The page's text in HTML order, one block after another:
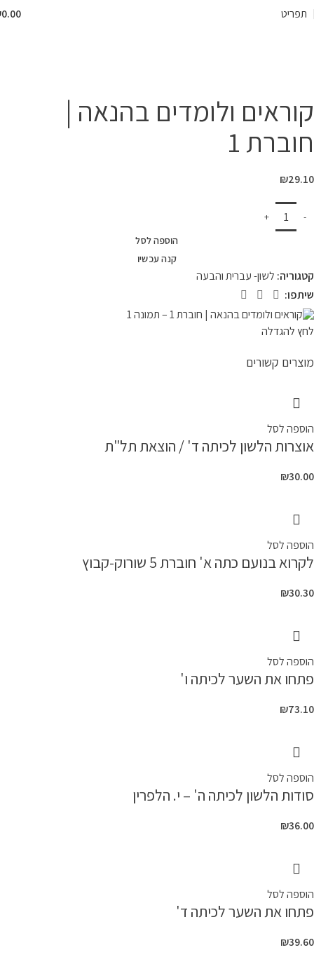
תפריט 0.00
קוראים ולומדים בהנאה |
חוברת 1
₪29.10
הוספה לסל
קנה עכשיו
קטגוריה: לשון- עברית והבעה
שיתפו:
לחץ להגדלה
מוצרים קשורים
הוספה לסל
אוצרות הלשון לכיתה ד' / הוצאת תל"ת
₪30.00
הוספה לסל
לקרוא בנועם כתה א' חוברת 5 שורוק-קבוץ
₪30.30
הוספה לסל
פתחו את השער לכיתה ו'
₪73.10
הוספה לסל
סודות הלשון לכיתה ה' – י. הלפרין
₪36.00
הוספה לסל
פתחו את השער לכיתה ד'
₪39.60